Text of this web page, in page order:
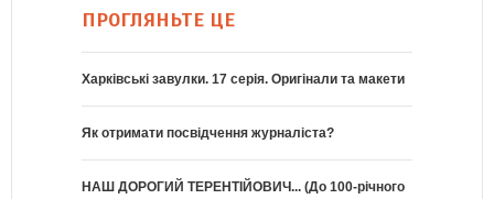
ПРОГЛЯНЬТЕ ЦЕ
Харківські завулки. 17 серія. Оригінали та макети
Як отримати посвідчення журналіста?
НАШ ДОРОГИЙ ТЕРЕНТІЙОВИЧ... (До 100-річного